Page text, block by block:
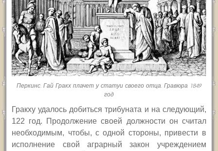
Перкинс. Гай Гракх плачет у статуи своего отца. Гравюра 1849
год
Гракху удалось добиться трибуната и на следующий,
122 год. Продолжение своей должности он считал
необходимым, чтобы, с одной стороны, привести в
исполнение свой аграрный закон учреждением